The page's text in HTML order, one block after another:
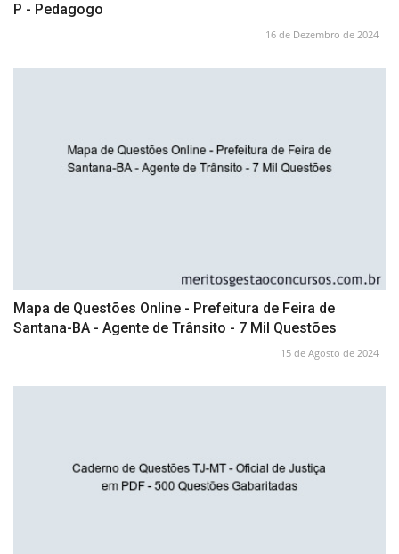
P - Pedagogo
16 de Dezembro de 2024
Mapa de Questões Online - Prefeitura de Feira de
Santana-BA - Agente de Trânsito - 7 Mil Questões
15 de Agosto de 2024